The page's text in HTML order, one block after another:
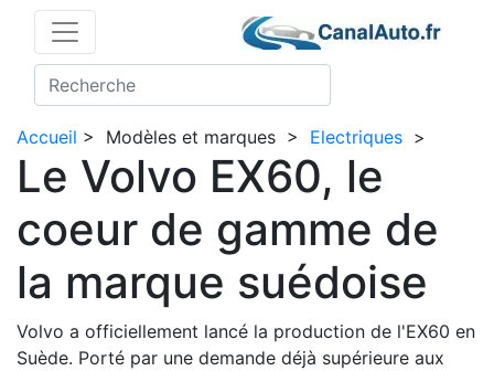
Accueil > Modèles et marques > Electriques >
Le Volvo EX60, le
coeur de gamme de
la marque suédoise
Volvo a officiellement lancé la production de l'EX60 en
Suède. Porté par une demande déjà supérieure aux